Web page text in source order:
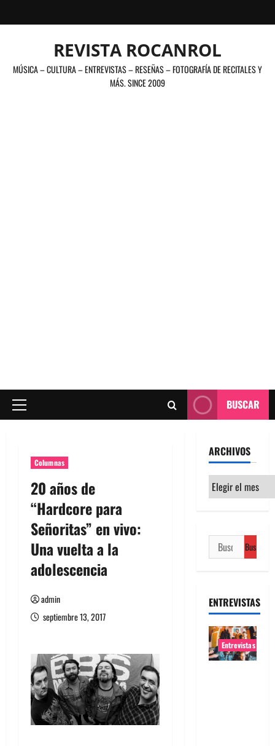
al
REVISTA ROCANROL
MÚSICA – CULTURA – ENTREVISTAS – RESEÑAS – FOTOGRAFÍA DE RECITALES Y
MÁS. SINCE 2009
Menú
BUSCAR
Columnas
20 años de
“Hardcore para
Señoritas” en vivo:
Una vuelta a la
adolescencia
admin
septiembre 13, 2017
ARCHIVOS
Archivos
Buscar:
ENTREVISTAS
Entrevistas